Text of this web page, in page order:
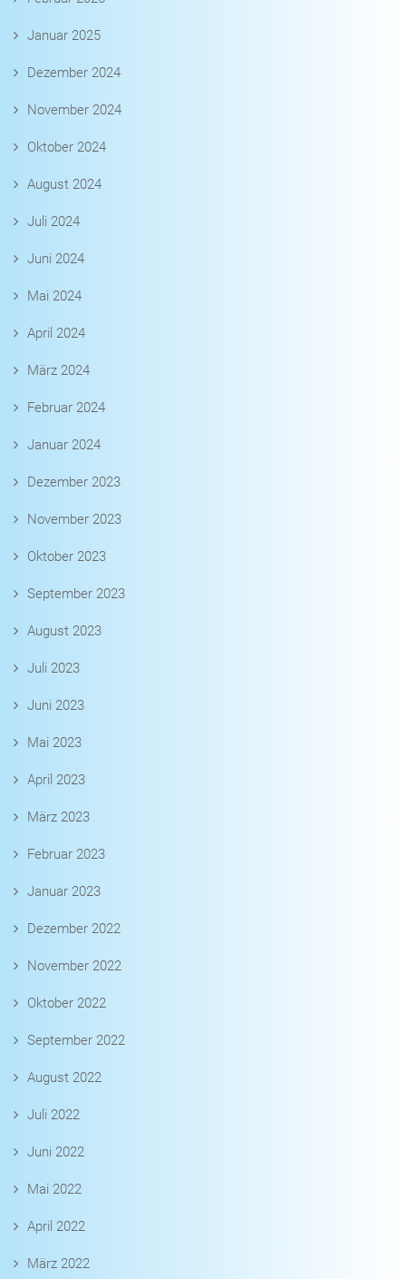
Januar 2025
Dezember 2024
November 2024
Oktober 2024
August 2024
Juli 2024
Juni 2024
Mai 2024
April 2024
März 2024
Februar 2024
Januar 2024
Dezember 2023
November 2023
Oktober 2023
September 2023
August 2023
Juli 2023
Juni 2023
Mai 2023
April 2023
März 2023
Februar 2023
Januar 2023
Dezember 2022
November 2022
Oktober 2022
September 2022
August 2022
Juli 2022
Juni 2022
Mai 2022
April 2022
März 2022